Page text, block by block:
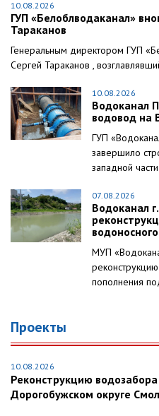
10.08.2026
ГУП «Белоблводаканал»
Тараканов
Генеральным директором ГУП
Сергей Тараканов ,
10.08.2026
Водоканал
водовод на
ГУП
завершило
западной
07.08.2026
Водоканал
МУП
пополнения
Проекты
10.08.2026
Реконструкцию
Дорогобужском округе